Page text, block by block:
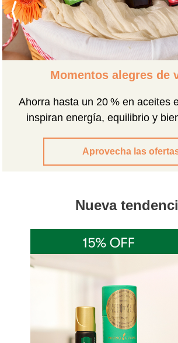
Momentos alegres de
Ahorra hasta un 20 % en aceites
inspiran energía, equilibrio y
Aprovecha las
Previous
Nueva